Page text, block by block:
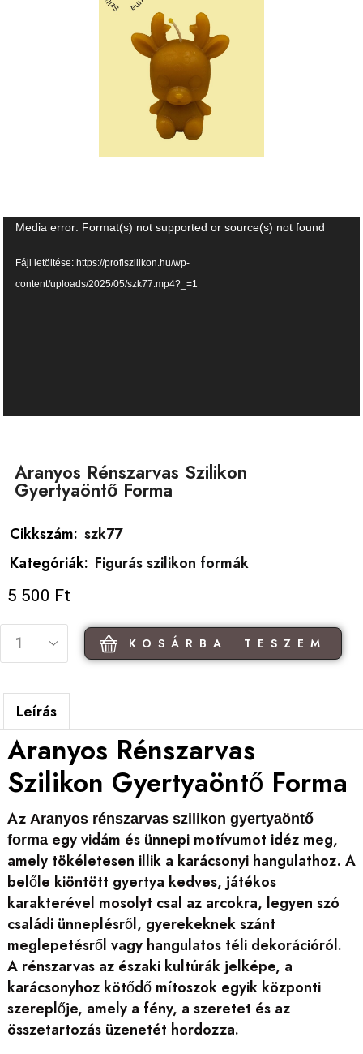
Videólejátszó
Media error: Format(s) not supported or source(s) not found
Fájl letöltése: https://profiszilikon.hu/wp-
content/uploads/2025/05/szk77.mp4?_=1
Aranyos Rénszarvas Szilikon
Gyertyaöntő Forma
Cikkszám: szk77
Kategóriák: Figurás szilikon formák
5 500 Ft
KOSÁRBA TESZEM
Leírás
Aranyos Rénszarvas
Szilikon Gyertyaöntő Forma
Az Aranyos rénszarvas szilikon gyertyaöntő
formaegy vidám és ünnepi motívumot idéz meg,
amely tökéletesen illik a karácsonyi hangulathoz. A
belőle kiöntött gyertya kedves, játékos
karakterével mosolyt csal az arcokra, legyen szó
családi ünneplésről, gyerekeknek szánt
meglepetésről vagy hangulatos téli dekorációról.
A rénszarvas az északi kultúrák jelképe, a
karácsonyhoz kötődő mítoszok egyik központi
szereplője, amely a fény, a szeretet és az
összetartozás üzenetét hordozza.